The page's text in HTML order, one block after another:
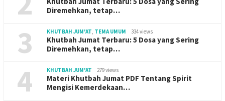
Diremehkan, tetap…
3 KHUTBAH JUM'AT, TEMA UMUM 334 views
Khutbah Jumat Terbaru: 5 Dosa yang Sering
Diremehkan, tetap…
4 KHUTBAH JUM'AT 279 views
Materi Khutbah Jumat PDF Tentang Spirit
Mengisi Kemerdekaan…